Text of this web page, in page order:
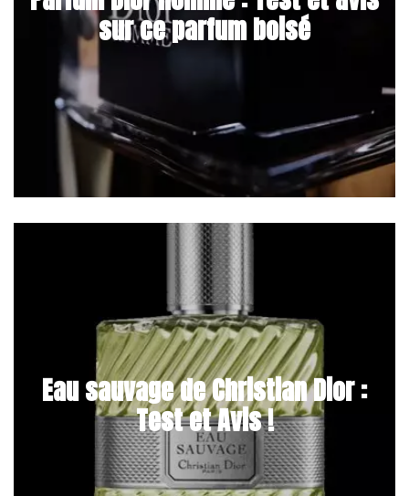
sur ce parfum boisé
Eau sauvage de Christian Dior :
Test et Avis !